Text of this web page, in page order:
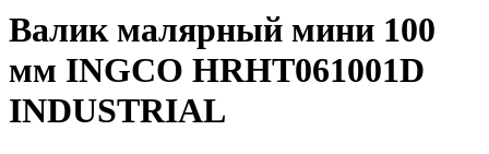
Валик малярный мини 100
мм INGCO HRHT061001D
INDUSTRIAL